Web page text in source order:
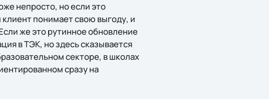
непросто, но если это
понимает свою выгоду, и
же это рутинное обновление
в ТЭК, но здесь сказывается
секторе, в школах
сразу на